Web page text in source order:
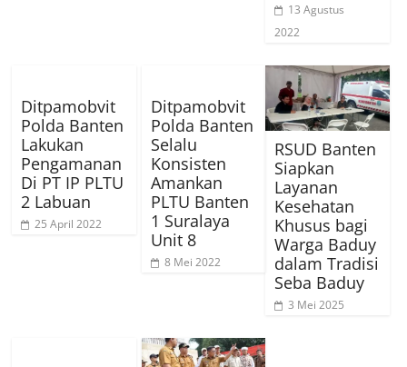
13 Agustus
2022
Ditpamobvit
Polda Banten
Lakukan
Pengamanan
Di PT IP PLTU
2 Labuan
25 April 2022
Ditpamobvit
Polda Banten
Selalu
Konsisten
Amankan
PLTU Banten
1 Suralaya
Unit 8
8 Mei 2022
RSUD Banten
Siapkan
Layanan
Kesehatan
Khusus bagi
Warga Baduy
dalam Tradisi
Seba Baduy
3 Mei 2025